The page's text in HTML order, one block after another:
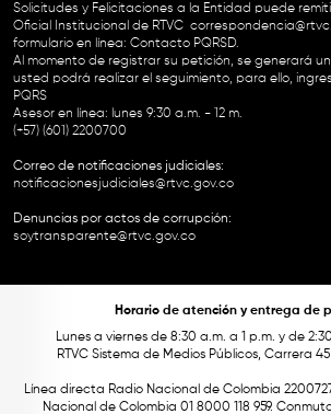
Solicitudes y Felicitaciones a la Entidad puede
Oficial Institucional de RTVC
formulario en línea: Contacto PQRSD.
Al momento de registrar su petición, se generará
usted podrá realizar el seguimiento, para ello,
PQRS
Asesor en línea: lunes 9:30 a.m. - 12 m.
(+57) (601) 2200700
Correo de notificaciones judiciales:
notificacionesjudiciales@rtvc.gov.co
Denuncias por actos de corrupción:
soytransparente@rtvc.gov.co
Horario de atención y entrega de
Lunes a viernes de 8:30 a.m. a 1 p.m. y de
RTVC Sistema de Medios Públicos, Carrera
Línea directa Radio Nacional de Colombia
Nacional de Colombia 01 8000 118 959.